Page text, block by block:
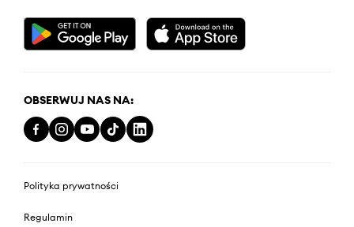
OBSERWUJ NAS NA:
Polityka prywatności
Regulamin